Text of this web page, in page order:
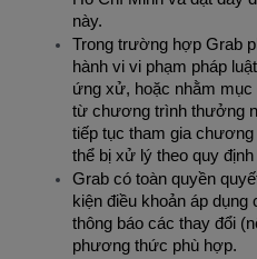
này.
Trong trường hợp Grab
hành vi vi phạm pháp
ứng xử, hoặc nhằm
từ chương trình thưởng
tiếp tục tham gia
thể bị xử lý theo quy
Grab có toàn quyền
kiện điều khoản áp
thông báo các thay đổi
phương thức phù hợp.